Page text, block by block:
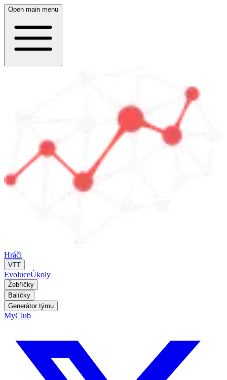
Open main menu
Hráči
VTT
EvoluceÚkoly
Žebříčky
Balíčky
Generátor týmu
MyClub